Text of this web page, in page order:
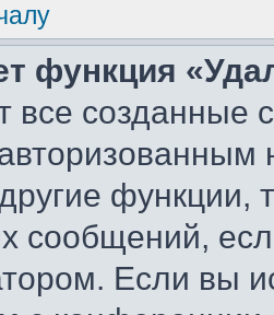
функция
все созданные
функции,
сообщений,
Если вы